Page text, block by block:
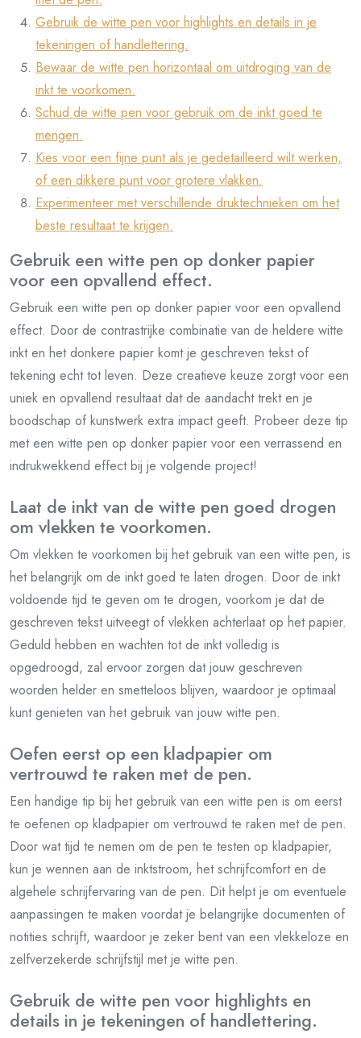
Gebruik de witte pen voor highlights en details in je
tekeningen of handlettering.
Bewaar de witte pen horizontaal om uitdroging van de
inkt te voorkomen.
Schud de witte pen voor gebruik om de inkt goed te
mengen.
Kies voor een fijne punt als je gedetailleerd wilt werken,
of een dikkere punt voor grotere vlakken.
Experimenteer met verschillende druktechnieken om het
beste resultaat te krijgen.
Gebruik een witte pen op donker papier
voor een opvallend effect.
Gebruik een witte pen op donker papier voor een opvallend
effect. Door de contrastrijke combinatie van de heldere witte
inkt en het donkere papier komt je geschreven tekst of
tekening echt tot leven. Deze creatieve keuze zorgt voor een
uniek en opvallend resultaat dat de aandacht trekt en je
boodschap of kunstwerk extra impact geeft. Probeer deze tip
met een witte pen op donker papier voor een verrassend en
indrukwekkend effect bij je volgende project!
Laat de inkt van de witte pen goed drogen
om vlekken te voorkomen.
Om vlekken te voorkomen bij het gebruik van een witte pen, is
het belangrijk om de inkt goed te laten drogen. Door de inkt
voldoende tijd te geven om te drogen, voorkom je dat de
geschreven tekst uitveegt of vlekken achterlaat op het papier.
Geduld hebben en wachten tot de inkt volledig is
opgedroogd, zal ervoor zorgen dat jouw geschreven
woorden helder en smetteloos blijven, waardoor je optimaal
kunt genieten van het gebruik van jouw witte pen.
Oefen eerst op een kladpapier om
vertrouwd te raken met de pen.
Een handige tip bij het gebruik van een witte pen is om eerst
te oefenen op kladpapier om vertrouwd te raken met de pen.
Door wat tijd te nemen om de pen te testen op kladpapier,
kun je wennen aan de inktstroom, het schrijfcomfort en de
algehele schrijfervaring van de pen. Dit helpt je om eventuele
aanpassingen te maken voordat je belangrijke documenten of
notities schrijft, waardoor je zeker bent van een vlekkeloze en
zelfverzekerde schrijfstijl met je witte pen.
Gebruik de witte pen voor highlights en
details in je tekeningen of handlettering.